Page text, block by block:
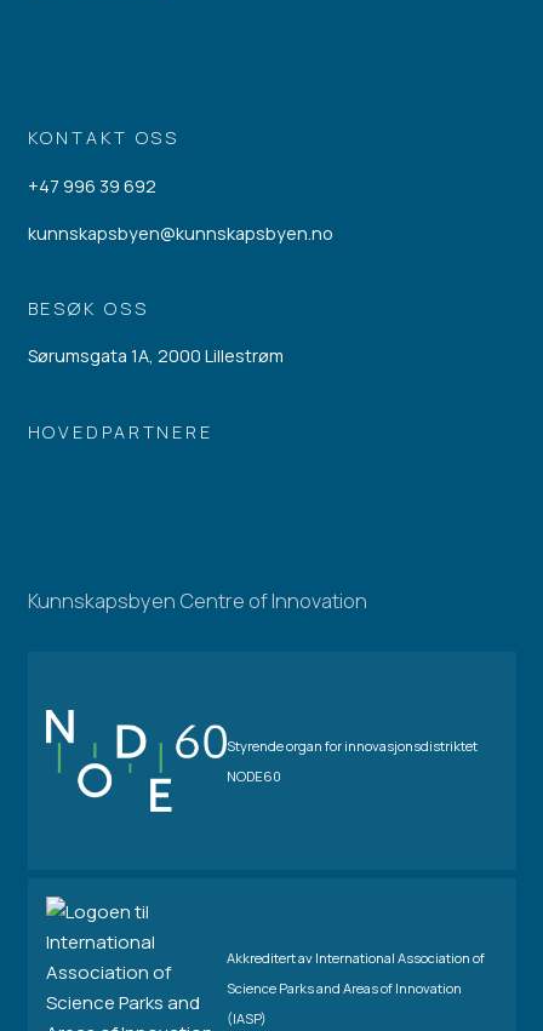
KONTAKT OSS
+47 996 39 692
kunnskapsbyen@kunnskapsbyen.no
BESØK OSS
Sørumsgata 1A, 2000 Lillestrøm
HOVEDPARTNERE
Kunnskapsbyen Centre of Innovation
Styrende organ for innovasjonsdistriktet
NODE60
Akkreditert av International Association of
Science Parks and Areas of Innovation
(IASP)